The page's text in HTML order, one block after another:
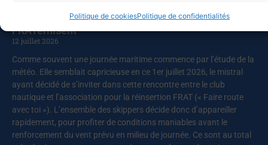
Politique de cookiesPolitique de confidentialités
9 voiliers du Club Nautique de la Marine à Toulon
FRATernisent
12 juillet 2026
Comme souvent une journée maritime commence par l’étude de la
météo. Elle semblait capricieuse en ce 1er juillet 2026, le mistral
ayant décidé de s’inviter dans cette rencontre entre le club
nautique et l’association pour la réinsertion FRAT (« Faire route
avec toi »). L’ensemble des skippers décide donc d’appareiller
rapidement, pour profiter de conditions maniables avant le
renforcement du vent prévu en milieu de journée. Ce sont au total